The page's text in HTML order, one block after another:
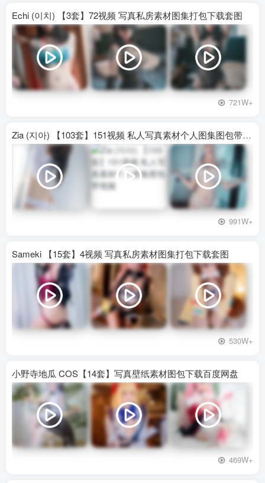
Echi (이치) 【3套】72视频 写真私房素材图集打包下载套图
721W+
Zia (지아) 【103套】151视频 私人写真素材个人图集图包带视频
991W+
Sameki 【15套】4视频 写真私房素材图集打包下载套图
530W+
小野寺地瓜 COS【14套】写真壁纸素材图包下载百度网盘
469W+